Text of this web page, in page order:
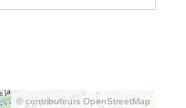
© contributeurs OpenStreetMap